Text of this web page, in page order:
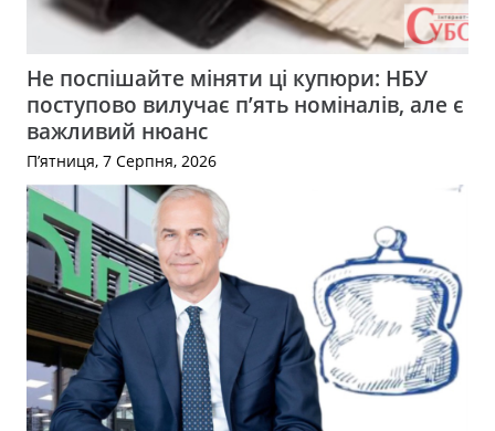
Не поспішайте міняти ці купюри: НБУ
поступово вилучає п’ять номіналів, але є
важливий нюанс
П’ятниця, 7 Серпня, 2026